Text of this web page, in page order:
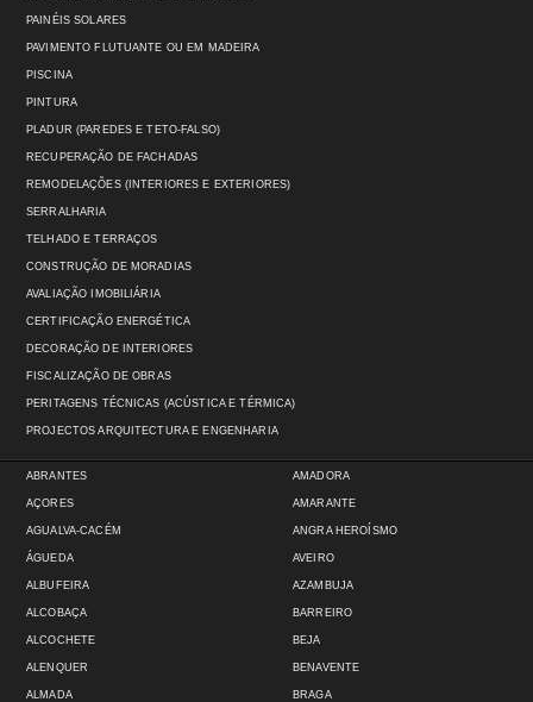
PAINÉIS SOLARES
PAVIMENTO FLUTUANTE OU EM MADEIRA
PISCINA
PINTURA
PLADUR (PAREDES E TETO-FALSO)
RECUPERAÇÃO DE FACHADAS
REMODELAÇÕES (INTERIORES E EXTERIORES)
SERRALHARIA
TELHADO E TERRAÇOS
CONSTRUÇÃO DE MORADIAS
AVALIAÇÃO IMOBILIÁRIA
CERTIFICAÇÃO ENERGÉTICA
DECORAÇÃO DE INTERIORES
FISCALIZAÇÃO DE OBRAS
PERITAGENS TÉCNICAS (ACÚSTICA E TÉRMICA)
PROJECTOS ARQUITECTURA E ENGENHARIA
ABRANTES
AÇORES
AGUALVA-CACÉM
ÁGUEDA
ALBUFEIRA
ALCOBAÇA
ALCOCHETE
ALENQUER
ALMADA
AMADORA
AMARANTE
ANGRA HEROÍSMO
AVEIRO
AZAMBUJA
BARREIRO
BEJA
BENAVENTE
BRAGA